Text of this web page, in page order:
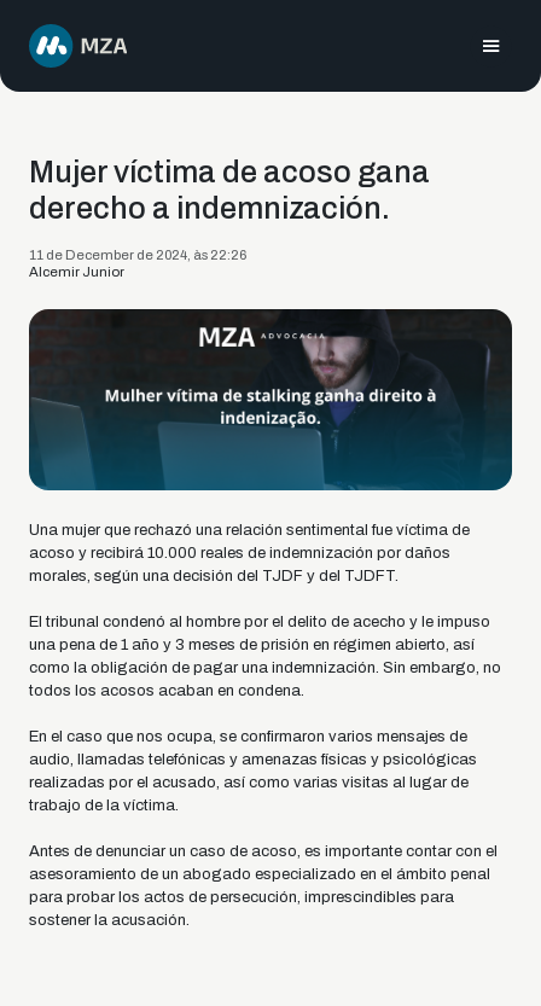
Mujer víctima de acoso gana
derecho a indemnización.
11 de December de 2024, às 22:26
Alcemir Junior
Una mujer que rechazó una relación sentimental fue víctima de
acoso y recibirá 10.000 reales de indemnización por daños
morales, según una decisión del TJDF y del TJDFT.
El tribunal condenó al hombre por el delito de acecho y le impuso
una pena de 1 año y 3 meses de prisión en régimen abierto, así
como la obligación de pagar una indemnización. Sin embargo, no
todos los acosos acaban en condena.
En el caso que nos ocupa, se confirmaron varios mensajes de
audio, llamadas telefónicas y amenazas físicas y psicológicas
realizadas por el acusado, así como varias visitas al lugar de
trabajo de la víctima.
Antes de denunciar un caso de acoso, es importante contar con el
asesoramiento de un abogado especializado en el ámbito penal
para probar los actos de persecución, imprescindibles para
sostener la acusación.